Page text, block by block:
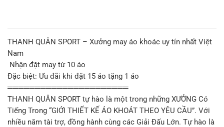
THANH QUÂN SPORT – Xưởng may áo khoác uy tín nhất Việt
Nam
Nhận đặt may từ 10 áo
Đặc biệt: Ưu đãi khi đặt 15 áo tặng 1 áo
══════════════════════
THANH QUÂN SPORT tự hào là một trong những XƯỞNG Có
Tiếng Trong “GIỚI THIẾT KẾ ÁO KHOÁT THEO YÊU CẦU”. Với
nhiều năm tài trợ, đồng hành cùng các Giải Đấu Lớn. Tự hào là